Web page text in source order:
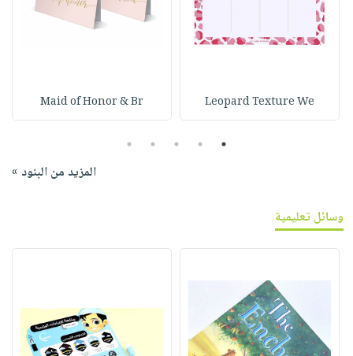
Leopard Texture We
Maid of Honor & Br
1
2
3
4
5
المزيد من البنود »
وسائل تعليمية